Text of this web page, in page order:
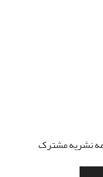
نشریه مشترک